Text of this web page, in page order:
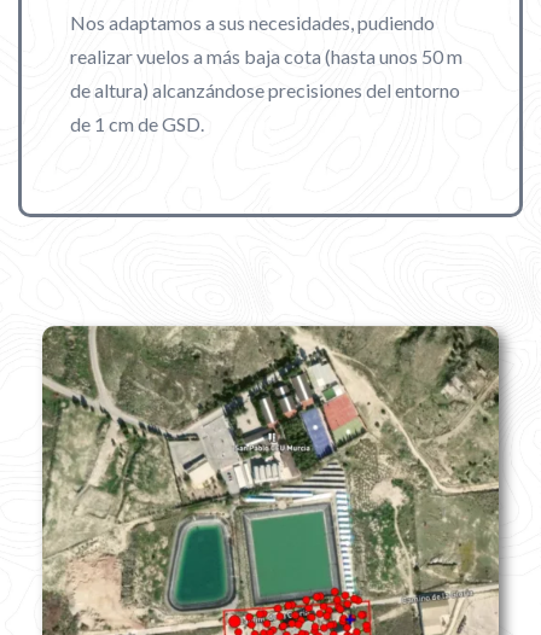
Nos adaptamos a sus necesidades, pudiendo
realizar vuelos a más baja cota (hasta unos 50 m
de altura) alcanzándose precisiones del entorno
de 1 cm de GSD.